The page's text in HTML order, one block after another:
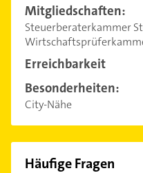
Mitgliedschaften:
Steuerberaterkammer
Erreichbarkeit
Besonderheiten:
City-Nähe
Häufige Fragen